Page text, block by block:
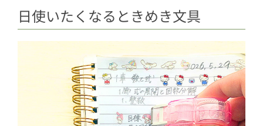
日使いたくなるときめき文具